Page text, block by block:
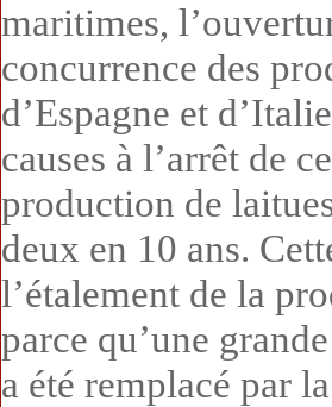
maritimes,
concurrence des
d’Espagne et
causes à l’arrêt de
production de
deux en 10 ans.
l’étalement de la
parce qu’une
a été remplacé par